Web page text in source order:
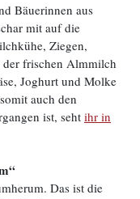
Bäuerinnen aus
mit auf die
Ziegen,
der frischen Almmilch
Joghurt und Molke
auch den
ist, seht ihr in
Das ist die